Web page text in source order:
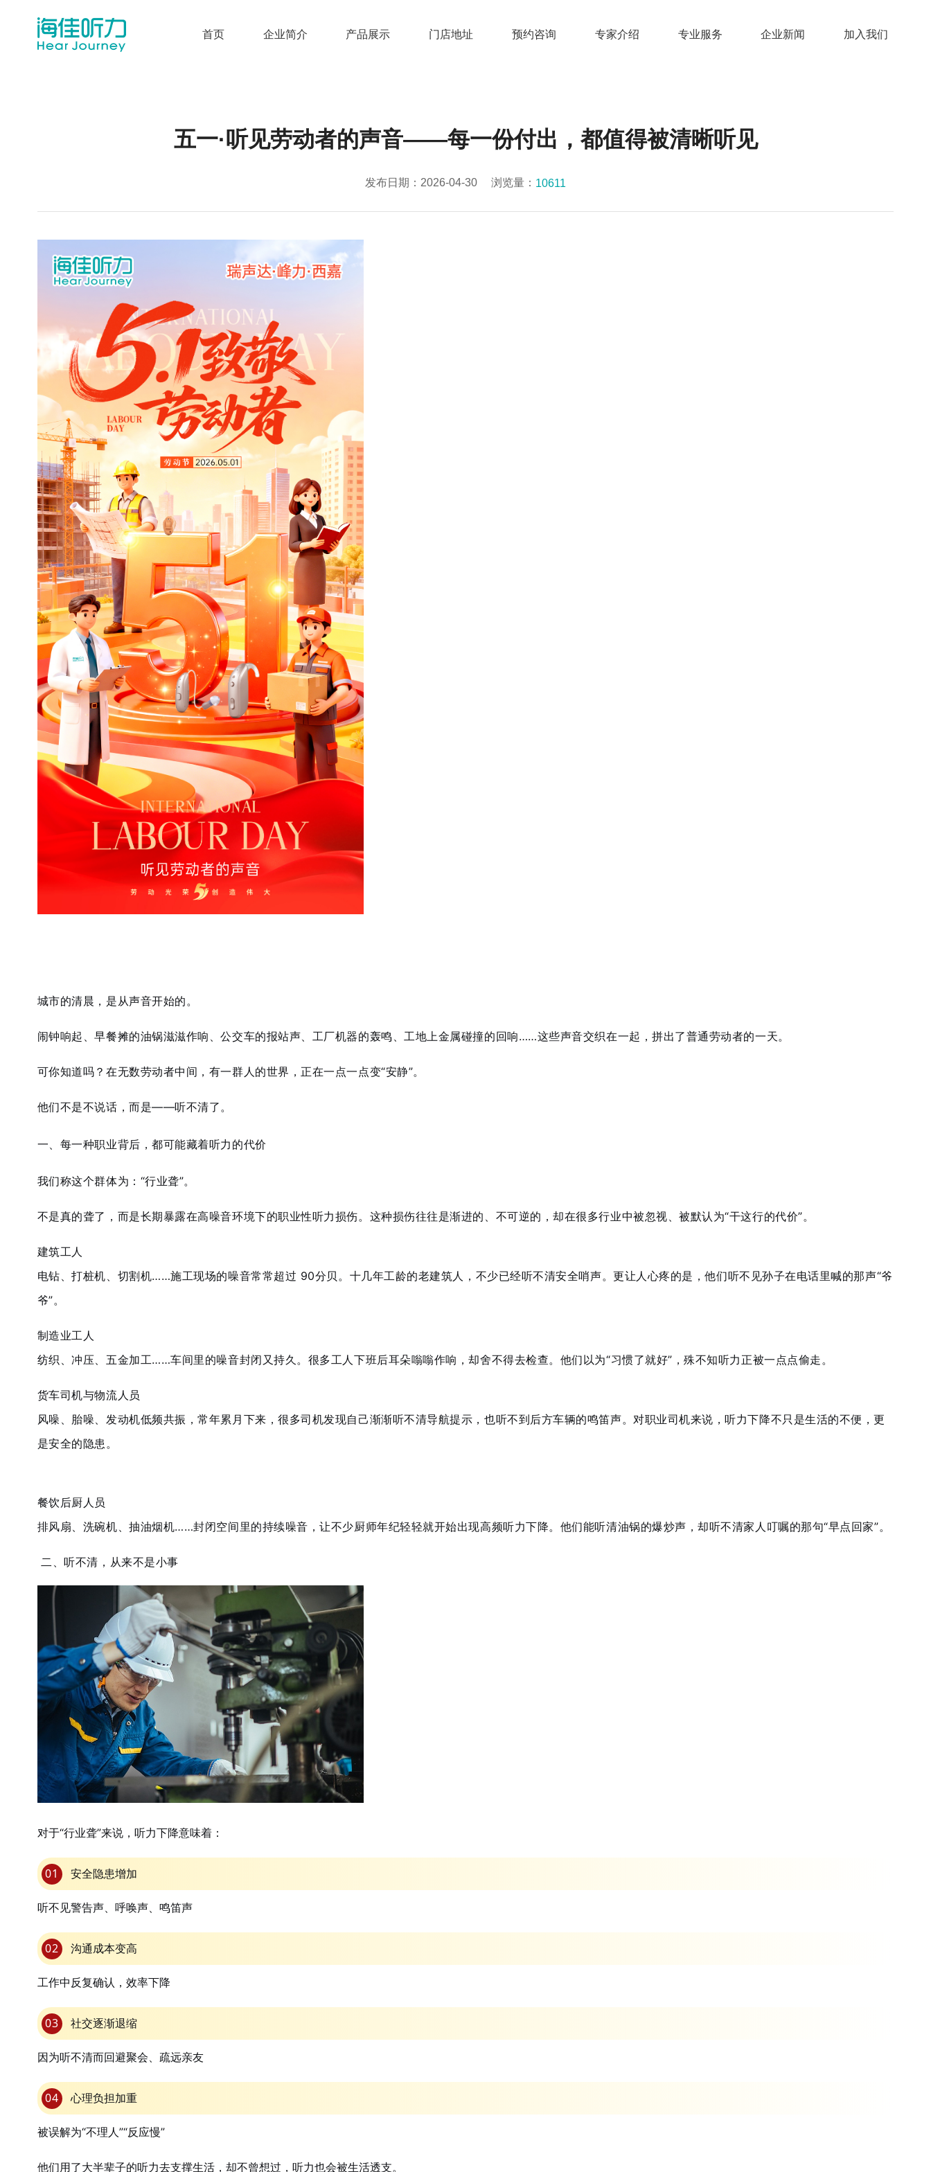
首页 企业简介 产品展示 门店地址 预约咨询 专家介绍 专业服务 企业新闻 加入我们
五一·听见劳动者的声音——每一份付出，都值得被清晰听见
发布日期：2026-04-30 浏览量： 10611
城市的清晨，是从声音开始的。
闹钟响起、早餐摊的油锅滋滋作响、公交车的报站声、工厂机器的轰鸣、工地上金属碰撞的回响……这些声音交织在一起，拼出了普通劳动者的一天。
可你知道吗？在无数劳动者中间，有一群人的世界，正在一点一点变“安静”。
他们不是不说话，而是——听不清了。
一、每一种职业背后，都可能藏着听力的代价
我们称这个群体为： “行业聋”。
不是真的聋了，而是长期暴露在高噪音环境下的职业性听力损伤。这种损伤往往是渐进的、不可逆的，却在很多行业中被忽视、被默认为“干这行的代价”。
建筑工人
电钻、打桩机、切割机……施工现场的噪音常常超过 90分贝 。十几年工龄的老建筑人，不少已经听不清安全哨声。更让人心疼的是，他们听不见孙子在电话里喊的那声“爷
爷”。
制造业工人
纺织、冲压、五金加工……车间里的噪音封闭又持久。很多工人下班后耳朵嗡嗡作响，却舍不得去检查。他们以为“习惯了就好”，殊不知听力正被一点点偷走。
货车司机与物流人员
风噪、胎噪、发动机低频共振，常年累月下来，很多司机发现自己渐渐听不清导航提示，也听不到后方车辆的鸣笛声。对职业司机来说，听力下降不只是生活的不便，更
是安全的隐患。
餐饮后厨人员
排风扇、洗碗机、抽油烟机……封闭空间里的持续噪音，让不少厨师年纪轻轻就开始出现高频听力下降。他们能听清油锅的爆炒声，却听不清家人叮嘱的那句“早点回家”。
二、听不清，从来不是小事
对于“行业聋”来说，听力下降意味着：
01 安全隐患增加
听不见警告声、呼唤声、鸣笛声
02 沟通成本变高
工作中反复确认，效率下降
03 社交逐渐退缩
因为听不清而回避聚会、疏远亲友
04 心理负担加重
被误解为“不理人”“反应慢”
他们用了大半辈子的听力去支撑生活，却不曾想过，听力也会被生活透支。